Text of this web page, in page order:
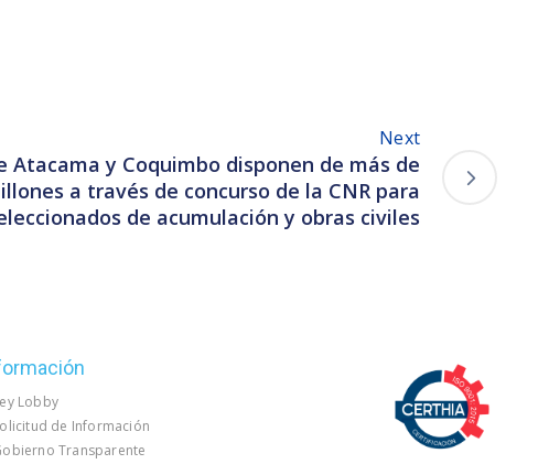
Next
Atacama y Coquimbo disponen de más de
a través de concurso de la CNR para
de acumulación y obras civiles
Lobby
de Información
Transparente